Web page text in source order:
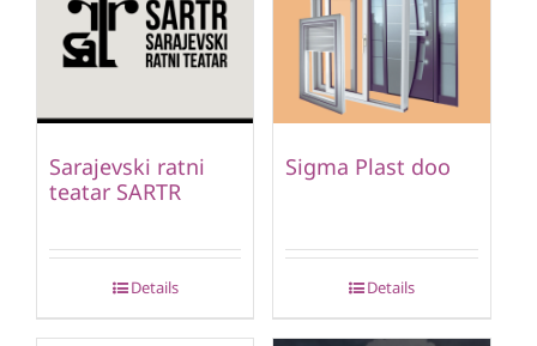
Sarajevski ratni
teatar SARTR
Details
Sigma Plast doo
Details